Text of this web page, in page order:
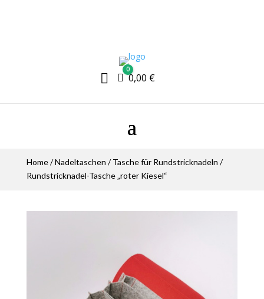
 Warenkorb
0
0,00 €
Home/Nadeltaschen /Tasche für Rundstricknadeln /
Rundstricknadel-Tasche „roter Kiesel“